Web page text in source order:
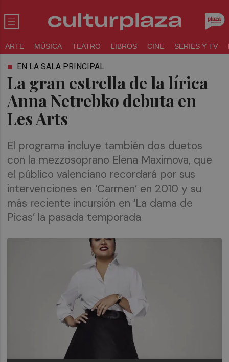
ARTE MÚSICA TEATRO LIBROS CINE SERIES Y TV
La gran estrella de la lírica
Anna Netrebko debuta en
Les Arts
EN LA SALA PRINCIPAL
El programa incluye también dos duetos
con la mezzosoprano Elena Maximova, que
el público valenciano recordará por sus
intervenciones en ‘Carmen’ en 2010 y su
más reciente incursión en ‘La dama de
Picas’ la pasada temporada